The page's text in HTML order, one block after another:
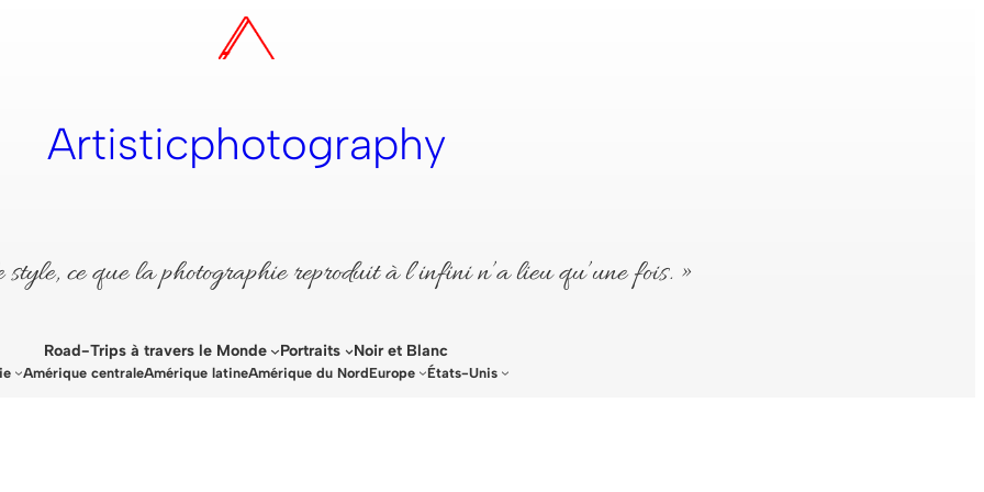
Artisticphotography
ce que la photographie reproduit à l’infini n’a lieu qu’une fois. »
Road-Trips à travers le Monde Portraits Noir et Blanc
Amérique centraleAmérique latineAmérique du NordEurope États-Unis